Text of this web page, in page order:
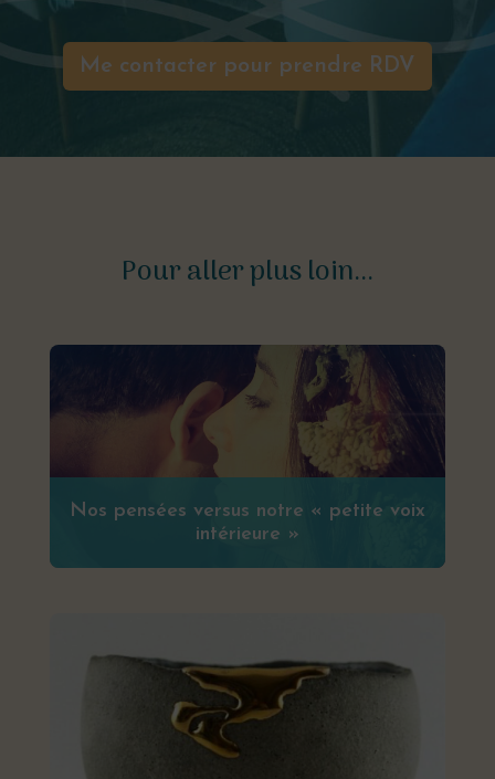
Me contacter pour prendre RDV
Pour aller plus loin...
Nos pensées versus notre « petite voix
intérieure »